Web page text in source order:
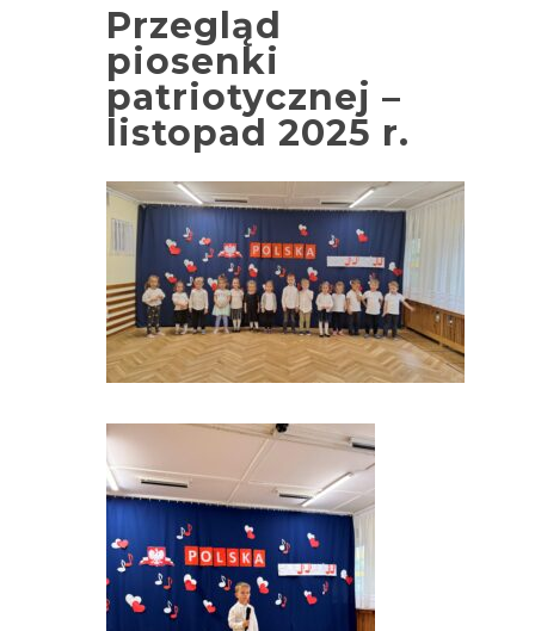
Przegląd
piosenki
patriotycznej –
listopad 2025 r.